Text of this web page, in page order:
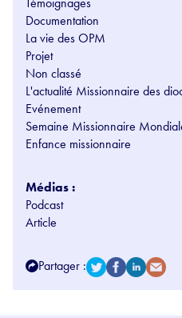
Documentation
La vie des OPM
Projet
Non classé
L'actualité Missionnaire des
Evénement
Semaine Missionnaire
Enfance missionnaire
Médias :
Podcast
Article
Partager :